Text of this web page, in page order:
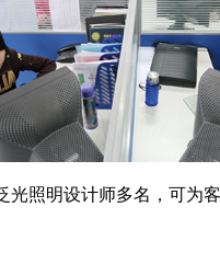
照明设计师多名，可为